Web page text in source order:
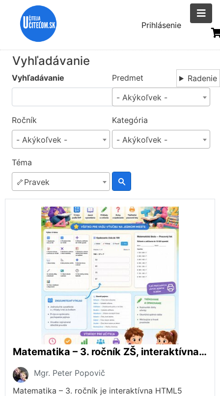
Menu
Prihlásenie
Vyhľadávanie
Vyhľadávanie
Predmet
- Akýkoľvek -
Ročník
- Akýkoľvek -
Kategória
- Akýkoľvek -
Téma
🦴Pravek
Radenie
Matematika – 3. ročník ZŠ, interaktívna aplikácia podľa ŠVP
Mgr. Peter Popovič
Matematika – 3. ročník je interaktívna HTML5